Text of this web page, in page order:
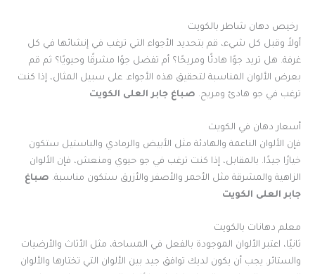
رخيص دهان شاطر بالكويت
أولاً وقبل كل شيء، قم بتحديد الأجواء التي ترغب في إنشائها في كل
غرفة. هل تريد جوًا هادئًا ومريحًا؟ أم تفضل جوًا مشرقًا وحيويًا؟ ثم قم
بعرض الألوان المناسبة لتحقيق هذه الأجواء. على سبيل المثال، إذا كنت
ترغب في جو هادئ ومريح. صباغ جابر العلى الكويت
أسعار دهان في الكويت
فإن الألوان الناعمة والهادئة مثل الأبيض والرمادي والباستيل ستكون
خيارًا جيدًا. بالمقابل، إذا كنت ترغب في جو حيوي ومنعش، فإن الألوان
الزاهية والمشرقة مثل الأحمر والأصفر والأزرق ستكون مناسبة. صباغ
جابر العلى الكويت
معلم دهانات بالكويت
ثانيًا، اعتبر الألوان الموجودة بالفعل في المساحة، مثل الأثاث والأرضيات
والستائر. يجب أن يكون لديك توافق جيد بين الألوان التي تختارها والألوان